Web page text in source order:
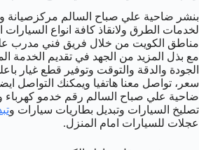
بنشر ضاحية علي صباح السالم مركزصيانة
لخدمات الطرق ولانقاذ كافة انواع
مناطق الكويت من خلال فريق فني مدرب
مع بذل المزيد من الجهد في تقديم الخدمة
الجودة والدقة والتوقت وتوفير قطع غيار
سعر، تواصل معنا هاتفيا ويمكنك التواصل
ضاحية علي صباح السالم رقم خدمو كهرباء
تصليخ السيارات وتبديل بطاريات سيارات و
عجلات للسيارات امام المنزل.